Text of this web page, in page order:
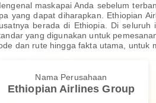
maskapai Anda sebelum
yang dapat diharapkan. Ethiopian
berada di Ethiopia. Di
yang digunakan untuk
dan rute hingga fakta utama, untuk
Nama Perusahaan
Ethiopian Airlines Group